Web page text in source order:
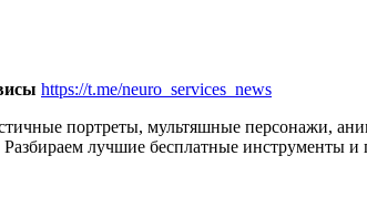
https://t.me/neuro_services_news
портреты, мультяшные персонажи,
лучшие бесплатные инструменты и